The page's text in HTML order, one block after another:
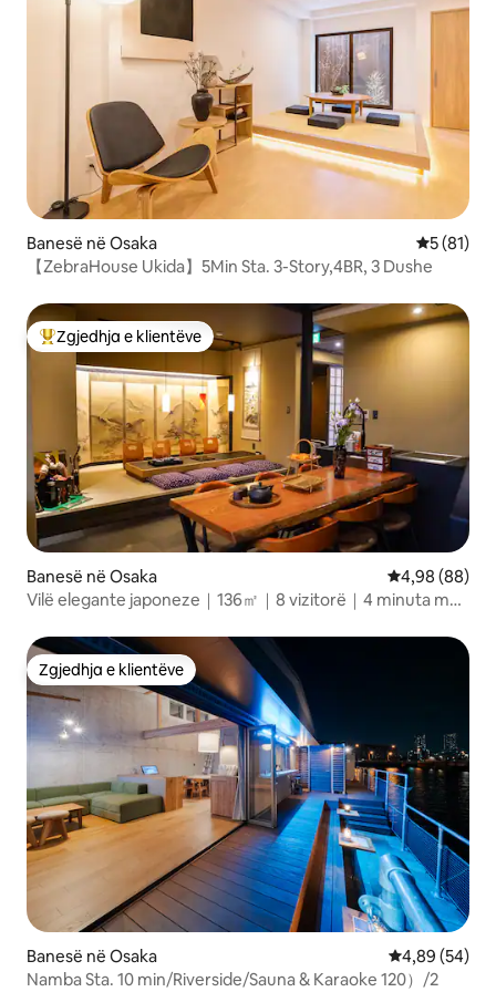
Banesë në Osaka Vlerësimi
5 (81)
【ZebraHouse Ukida】5Min Sta. 3-Story,4BR, 3 Dushe
Më të mirat e zgjedhjeve të klientëve
Zgjedhja e klientëve
Banesë në Osaka Vlerësimi
4,98 (88)
Vilë elegante japoneze｜136㎡｜8 vizitorë｜4 minuta më
Zgjedhja e klientëve
Zgjedhja e klientëve
Banesë në Osaka Vlerësimi
4,89 (54)
Namba Sta. 10 min/Riverside/Sauna & Karaoke 120）/2